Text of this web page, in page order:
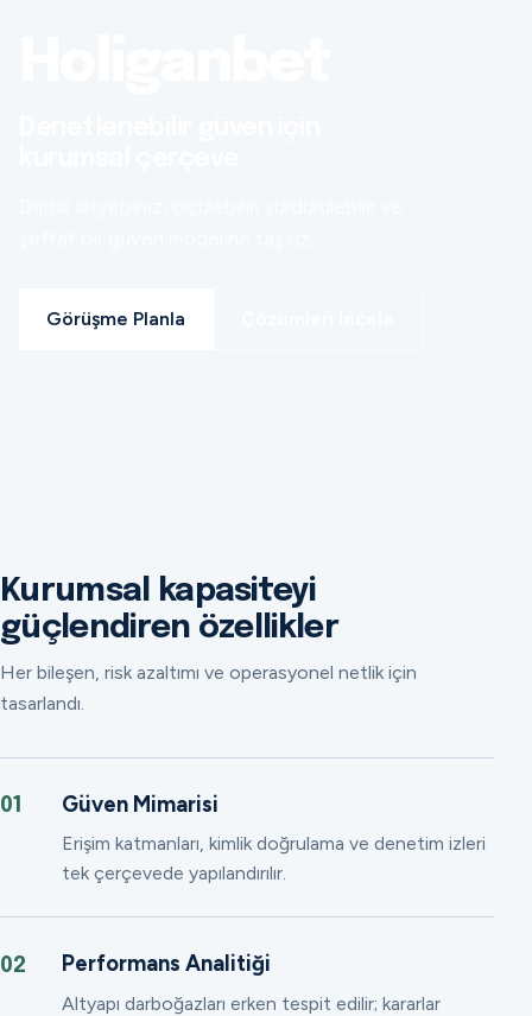
Görüşme Planla
Kurumsal kapasiteyi
güçlendiren özellikler
Her bileşen, risk azaltımı ve operasyonel netlik için
tasarlandı.
01 Güven Mimarisi
Erişim katmanları, kimlik doğrulama ve denetim izleri
tek çerçevede yapılandırılır.
02 Performans Analitiği
Altyapı darboğazları erken tespit edilir; kararlar